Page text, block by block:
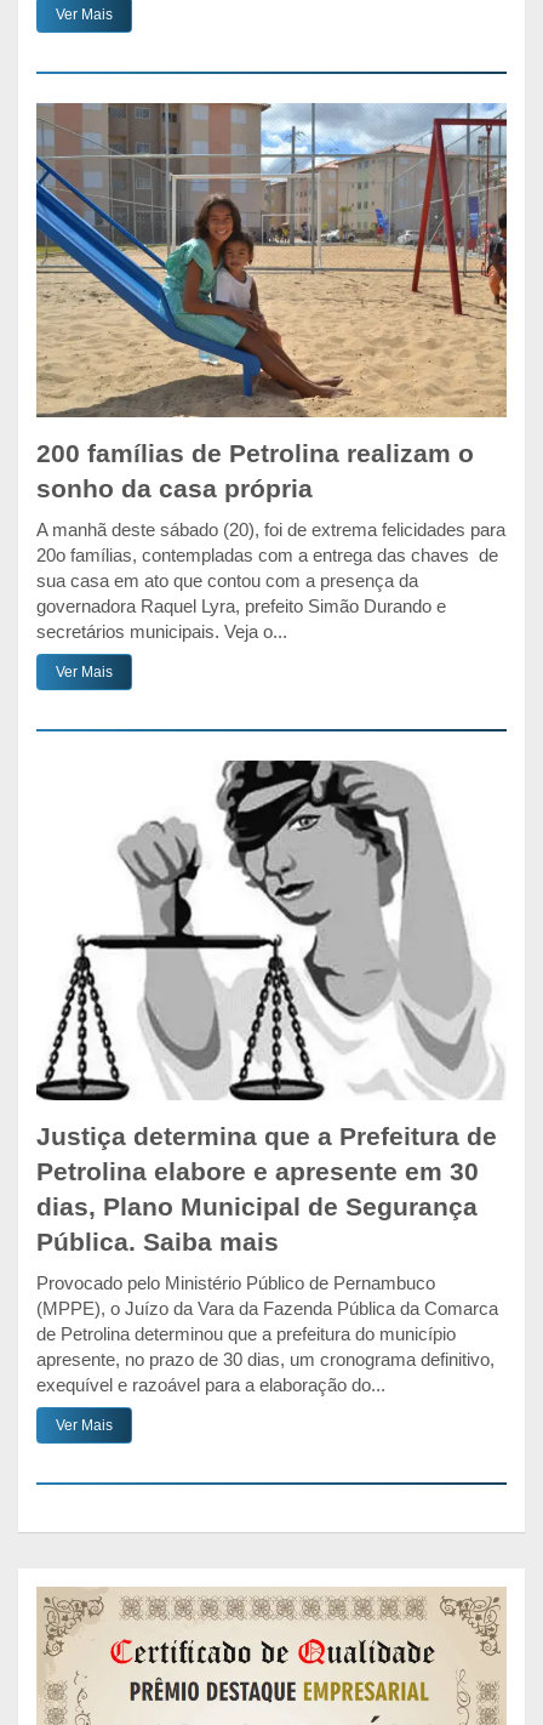
Ver Mais
200 famílias de Petrolina realizam o
sonho da casa própria
A manhã deste sábado (20), foi de extrema felicidades para
20o famílias, contempladas com a entrega das chaves de
sua casa em ato que contou com a presença da
governadora Raquel Lyra, prefeito Simão Durando e
secretários municipais. Veja o...
Ver Mais
Justiça determina que a Prefeitura de
Petrolina elabore e apresente em 30
dias, Plano Municipal de Segurança
Pública. Saiba mais
Provocado pelo Ministério Público de Pernambuco
(MPPE), o Juízo da Vara da Fazenda Pública da Comarca
de Petrolina determinou que a prefeitura do município
apresente, no prazo de 30 dias, um cronograma definitivo,
exequível e razoável para a elaboração do...
Ver Mais